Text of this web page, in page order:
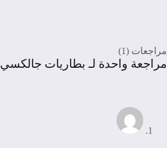
مراجعات (1)
مراجعة واحدة لـ بطاريات جالكسي